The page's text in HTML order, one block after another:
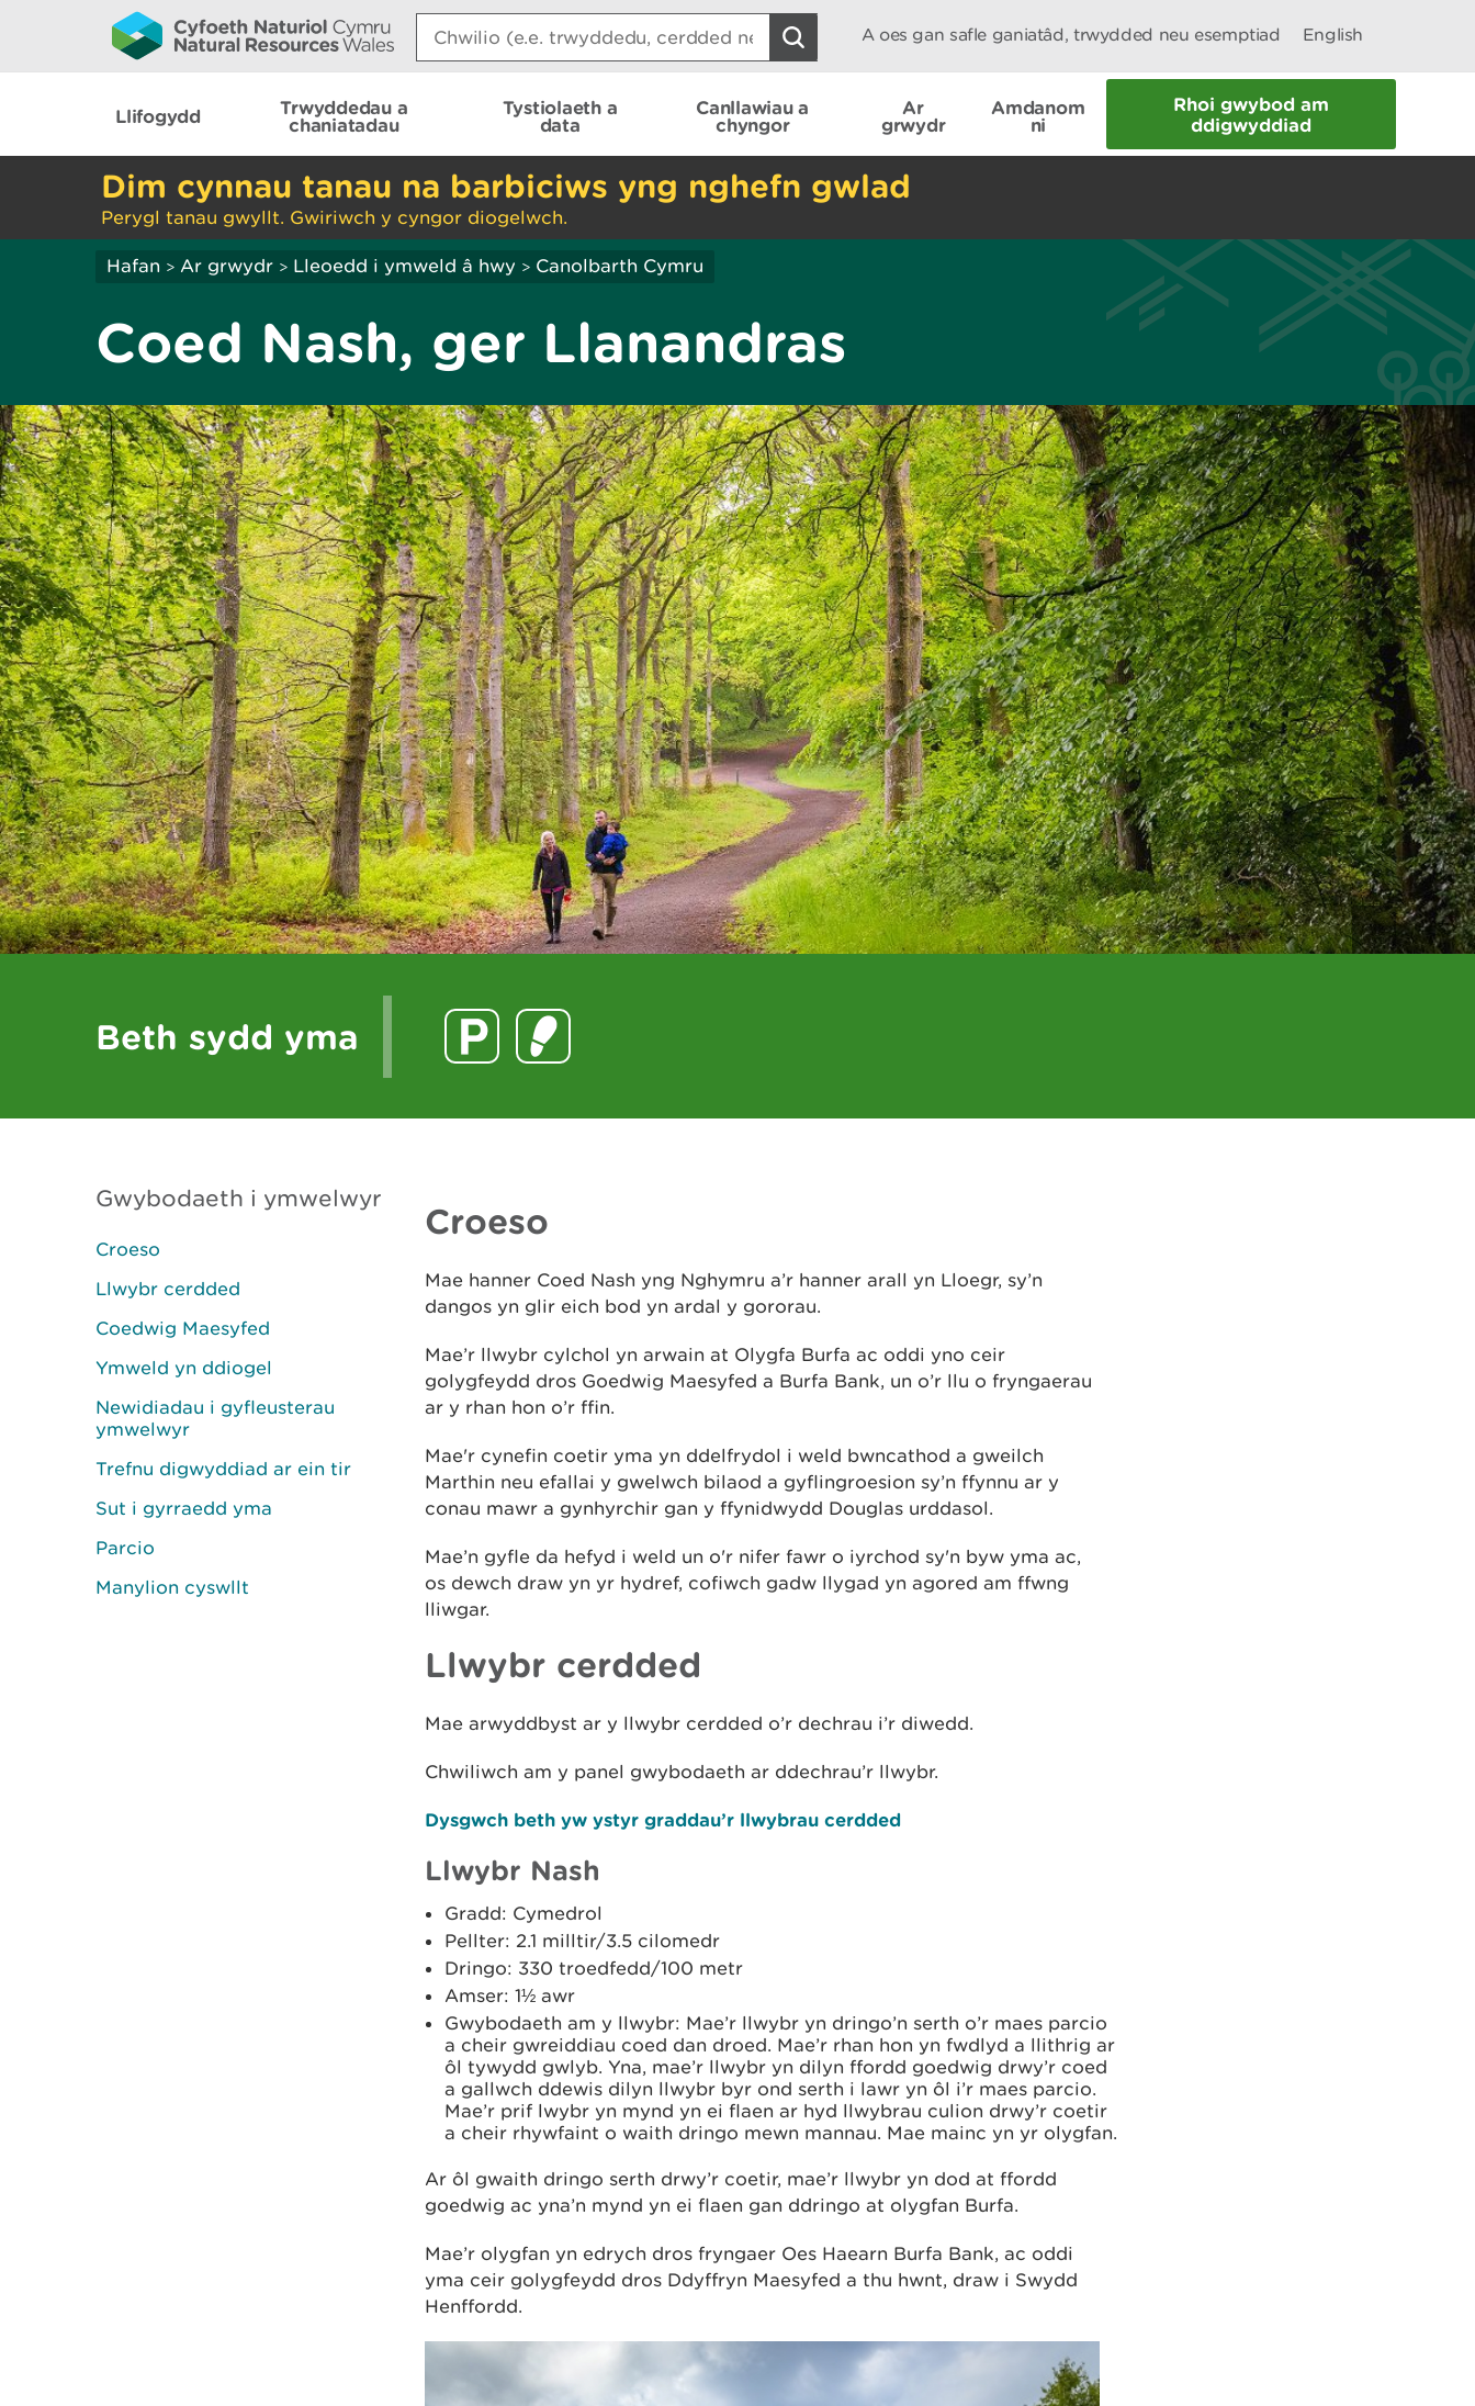
Search:
A oes gan safle ganiatâd, trwydded neu esemptiad English
Llifogydd
Trwyddedau a
chaniatadau
Tystiolaeth a
data
Canllawiau a
chyngor
Ar
grwydr
Amdanom
ni
Rhoi gwybod am
ddigwyddiad
Dim cynnau tanau na barbiciws yng nghefn gwlad
Perygl tanau gwyllt. Gwiriwch y cyngor diogelwch.
Hafan > Ar grwydr > Lleoedd i ymweld â hwy > Canolbarth Cymru
Coed Nash, ger Llanandras
Beth sydd yma
Gwybodaeth i ymwelwyr
Croeso
Llwybr cerdded
Coedwig Maesyfed
Ymweld yn ddiogel
Newidiadau i gyfleusterau
ymwelwyr
Trefnu digwyddiad ar ein tir
Sut i gyrraedd yma
Parcio
Manylion cyswllt
Croeso
Mae hanner Coed Nash yng Nghymru a’r hanner arall yn Lloegr, sy’n
dangos yn glir eich bod yn ardal y gororau.
Mae’r llwybr cylchol yn arwain at Olygfa Burfa ac oddi yno ceir
golygfeydd dros Goedwig Maesyfed a Burfa Bank, un o’r llu o fryngaerau
ar y rhan hon o’r ffin.
Mae'r cynefin coetir yma yn ddelfrydol i weld bwncathod a gweilch
Marthin neu efallai y gwelwch bilaod a gyflingroesion sy’n ffynnu ar y
conau mawr a gynhyrchir gan y ffynidwydd Douglas urddasol.
Mae’n gyfle da hefyd i weld un o'r nifer fawr o iyrchod sy'n byw yma ac,
os dewch draw yn yr hydref, cofiwch gadw llygad yn agored am ffwng
lliwgar.
Llwybr cerdded
Mae arwyddbyst ar y llwybr cerdded o’r dechrau i’r diwedd.
Chwiliwch am y panel gwybodaeth ar ddechrau’r llwybr.
Dysgwch beth yw ystyr graddau’r llwybrau cerdded
Llwybr Nash
Gradd: Cymedrol
Pellter: 2.1 milltir/3.5 cilomedr
Dringo: 330 troedfedd/100 metr
Amser: 1½ awr
Gwybodaeth am y llwybr: Mae’r llwybr yn dringo’n serth o’r maes parcio
a cheir gwreiddiau coed dan droed. Mae’r rhan hon yn fwdlyd a llithrig ar
ôl tywydd gwlyb. Yna, mae’r llwybr yn dilyn ffordd goedwig drwy’r coed
a gallwch ddewis dilyn llwybr byr ond serth i lawr yn ôl i’r maes parcio.
Mae’r prif lwybr yn mynd yn ei flaen ar hyd llwybrau culion drwy’r coetir
a cheir rhywfaint o waith dringo mewn mannau. Mae mainc yn yr olygfan.
Ar ôl gwaith dringo serth drwy’r coetir, mae’r llwybr yn dod at ffordd
goedwig ac yna’n mynd yn ei flaen gan ddringo at olygfan Burfa.
Mae’r olygfan yn edrych dros fryngaer Oes Haearn Burfa Bank, ac oddi
yma ceir golygfeydd dros Ddyffryn Maesyfed a thu hwnt, draw i Swydd
Henffordd.